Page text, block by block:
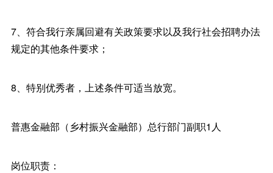
7、符合我行亲属回避有关政策要求以及我行社会招聘办法
规定的其他条件要求；
8、特别优秀者，上述条件可适当放宽。
普惠金融部（乡村振兴金融部）总行部门副职1人
岗位职责：